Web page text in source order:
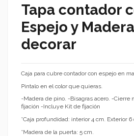
Tapa contador
Espejo y
decorar
Caja para cubre contador con espejo en
Pintalo en el color que quieras.
-Madera de pino. -Bisagras acero. -Cierre
fijación -Incluye Kit de fijación
*Caja profundidad: interior 4 cm. Exterior 6
*Madera de la puerta: 5 cm.